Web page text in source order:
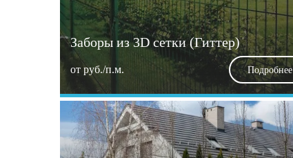
Заборы из 3D сетки (Гиттер)
от руб./п.м. Подробнее